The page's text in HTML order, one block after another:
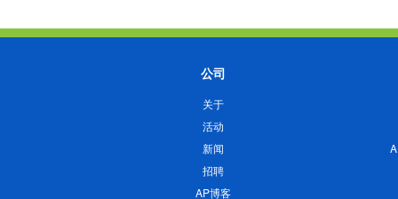
公司
关于
活动
新闻
招聘
AP博客